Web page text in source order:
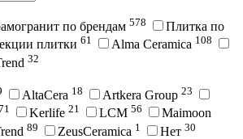
по брендам 578
Плитка по
плитки 61 Alma Ceramica 108
32
AltaCera 18 Artkera Group 23
Kerlife 21 LCM 56
Maimoon
89 ZeusCeramica 1 Нет 30